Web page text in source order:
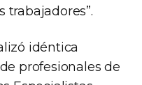
trabajadores”.
idéntica
profesionales de